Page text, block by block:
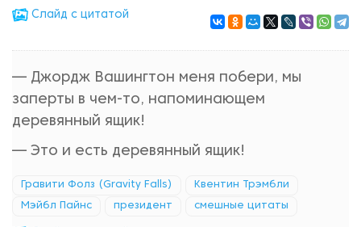
Cлайд с цитатой
— Джордж Вашингтон меня побери, мы
заперты в чем-то, напоминающем
деревянный ящик!
— Это и есть деревянный ящик!
Гравити Фолз (Gravity Falls) Квентин Трэмбли
Мэйбл Пайнс президент смешные цитаты